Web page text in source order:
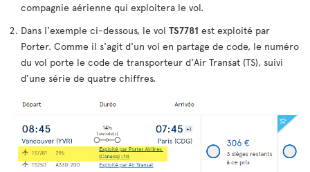
compagnie aérienne qui exploitera le vol.
Dans l'exemple ci-dessous, le vol TS7781 est exploité par
Porter. Comme il s'agit d'un vol en partage de code, le numéro
du vol porte le code de transporteur d'Air Transat (TS), suivi
d’une série de quatre chiffres.